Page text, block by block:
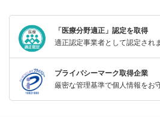
「医療分野適正」認定を取得
適正認定事業者として認定され
プライバシーマーク取得企業
厳密な管理基準で個人情報をお